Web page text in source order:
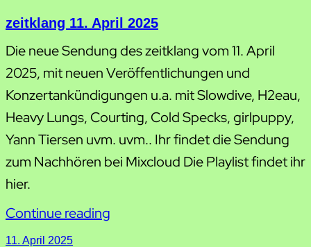
zeitklang 11. April 2025
Die neue Sendung des zeitklang vom 11. April
2025, mit neuen Veröffentlichungen und
Konzertankündigungen u.a. mit Slowdive, H2eau,
Heavy Lungs, Courting, Cold Specks, girlpuppy,
Yann Tiersen uvm. uvm.. Ihr findet die Sendung
zum Nachhören bei Mixcloud Die Playlist findet ihr
hier.
Continue reading
11. April 2025